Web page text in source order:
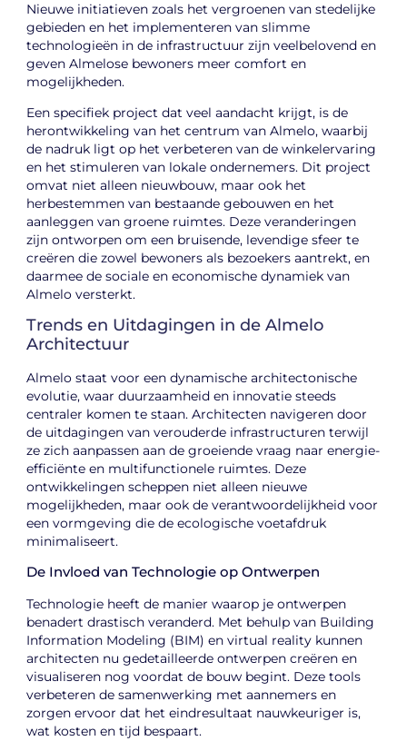
Nieuwe initiatieven zoals het vergroenen van stedelijke
gebieden en het implementeren van slimme
technologieën in de infrastructuur zijn veelbelovend en
geven Almelose bewoners meer comfort en
mogelijkheden.
Een specifiek project dat veel aandacht krijgt, is de
herontwikkeling van het centrum van Almelo, waarbij
de nadruk ligt op het verbeteren van de winkelervaring
en het stimuleren van lokale ondernemers. Dit project
omvat niet alleen nieuwbouw, maar ook het
herbestemmen van bestaande gebouwen en het
aanleggen van groene ruimtes. Deze veranderingen
zijn ontworpen om een bruisende, levendige sfeer te
creëren die zowel bewoners als bezoekers aantrekt, en
daarmee de sociale en economische dynamiek van
Almelo versterkt.
Trends en Uitdagingen in de Almelo
Architectuur
Almelo staat voor een dynamische architectonische
evolutie, waar duurzaamheid en innovatie steeds
centraler komen te staan. Architecten navigeren door
de uitdagingen van verouderde infrastructuren terwijl
ze zich aanpassen aan de groeiende vraag naar energie-
efficiënte en multifunctionele ruimtes. Deze
ontwikkelingen scheppen niet alleen nieuwe
mogelijkheden, maar ook de verantwoordelijkheid voor
een vormgeving die de ecologische voetafdruk
minimaliseert.
De Invloed van Technologie op Ontwerpen
Technologie heeft de manier waarop je ontwerpen
benadert drastisch veranderd. Met behulp van Building
Information Modeling (BIM) en virtual reality kunnen
architecten nu gedetailleerde ontwerpen creëren en
visualiseren nog voordat de bouw begint. Deze tools
verbeteren de samenwerking met aannemers en
zorgen ervoor dat het eindresultaat nauwkeuriger is,
wat kosten en tijd bespaart.